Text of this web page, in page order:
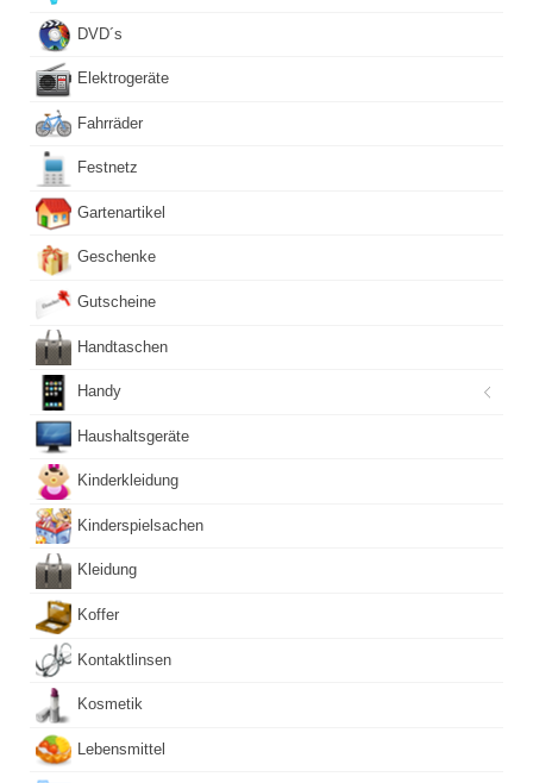
DVD´s
Elektrogeräte
Fahrräder
Festnetz
Gartenartikel
Geschenke
Gutscheine
Handtaschen
Handy
Haushaltsgeräte
Kinderkleidung
Kinderspielsachen
Kleidung
Koffer
Kontaktlinsen
Kosmetik
Lebensmittel